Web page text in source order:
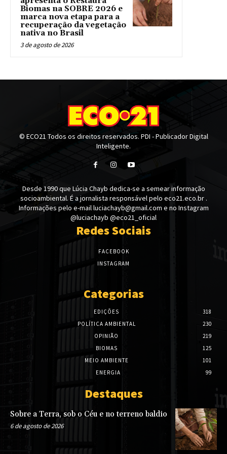
Biomas na SOBRE 2026 e
marca nova etapa para a
recuperação da vegetação
nativa no Brasil
3 de agosto de 2026
© ECO21 Todos os direitos reservados. PDI - Publicador Digital
Inteligente.
Desde 1990 que Lúcia Chayb dedica-se a semear informação
socioambiental. É a jornalista responsável pelo eco21.eco.br .
Informações pelo e-mail luciachayb@gmail.com e no Instagram
@luciachayb @eco21_oficial
Redes Sociais
FACEBOOK
INSTAGRAM
Categorias
EDIÇÕES
318
POLÍTICA AMBIENTAL
230
OPINIÃO
219
BIOMAS
125
MEIO AMBIENTE
101
ENERGIA
99
Destaques
Sobre a Terra, sob o Céu e no terreno baldio
6 de agosto de 2026